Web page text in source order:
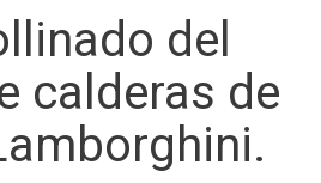
del
calderas de